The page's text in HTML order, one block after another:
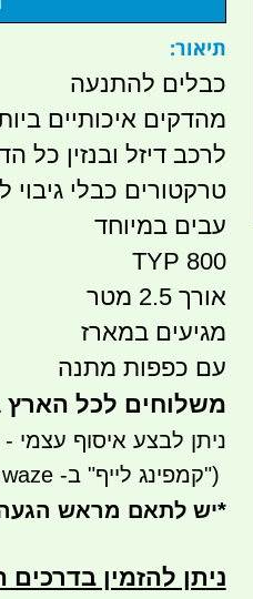
תיאור:
כבלים להתנעה
מהדקים איכותיים
לרכב דיזל ובנזין כל
טרקטורים כבלי גיבוי
עבים במיוחד
TYP 800
אורך 2.5 מטר
מגיעים במארז
עם כפפות מתנה
משלוחים לכל הארץ 41 שח
ניתן לבצע איסוף עצמי - רחוב
")קמפינג לייף" ב-
*יש לתאם מראש
ניתן להזמין